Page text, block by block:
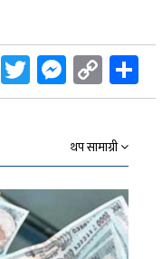
Facebook
TwitterCopy
Link
थप सामाग्री